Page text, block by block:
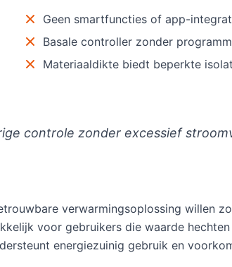
Geen smartfuncties of app-
Basale controller zonder
Materiaaldikte biedt beperkte
controle zonder excessief
verwarmingsoplossing willen
voor gebruikers die waarde
energiezuinig gebruik en